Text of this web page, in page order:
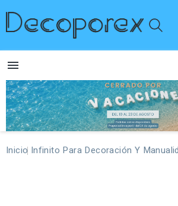

Inicio Infinito Para Decoración Y